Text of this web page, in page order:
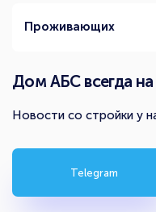
Проживающих
Дом АБС всегда на
Новости со стройки у
Telegram